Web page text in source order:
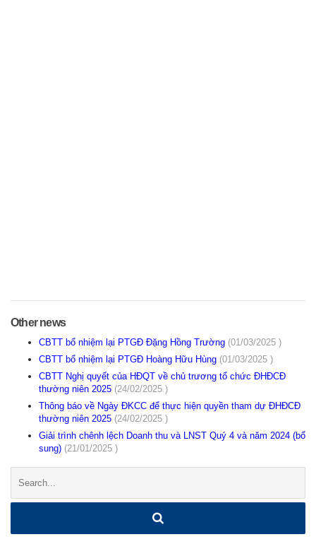
Other news
CBTT bổ nhiệm lại PTGĐ Đặng Hồng Trường (01/03/2025 )
CBTT bổ nhiệm lại PTGĐ Hoàng Hữu Hùng (01/03/2025 )
CBTT Nghị quyết của HĐQT về chủ trương tổ chức ĐHĐCĐ
thường niên 2025 (24/02/2025 )
Thông báo về Ngày ĐKCC để thực hiện quyền tham dự ĐHĐCĐ
thường niên 2025 (24/02/2025 )
Giải trình chênh lệch Doanh thu và LNST Quý 4 và năm 2024 (bổ
sung) (21/01/2025 )